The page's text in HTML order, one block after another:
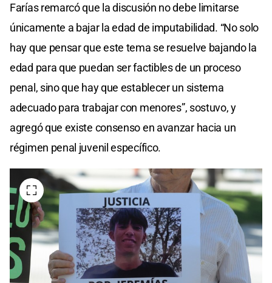
Farías remarcó que la discusión no debe limitarse
únicamente a bajar la edad de imputabilidad. “No solo
hay que pensar que este tema se resuelve bajando la
edad para que puedan ser factibles de un proceso
penal, sino que hay que establecer un sistema
adecuado para trabajar con menores”, sostuvo, y
agregó que existe consenso en avanzar hacia un
régimen penal juvenil específico.